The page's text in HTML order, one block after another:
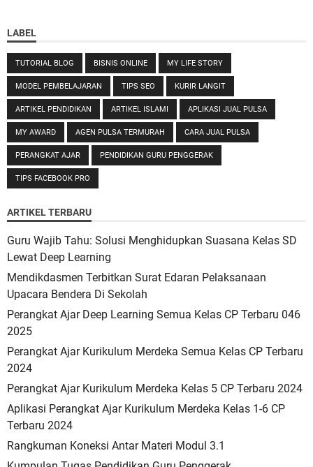
LABEL
TUTORIAL BLOG BISNIS ONLINE MY LIFE STORY
MODEL PEMBELAJARAN TIPS SEO KURIR LANGIT
ARTIKEL PENDIDIKAN ARTIKEL ISLAMI APLIKASI JUAL PULSA
MY AWARD AGEN PULSA TERMURAH CARA JUAL PULSA
PERANGKAT AJAR PENDIDIKAN GURU PENGGERAK
TIPS FACEBOOK PRO
ARTIKEL TERBARU
Guru Wajib Tahu: Solusi Menghidupkan Suasana Kelas SD
Lewat Deep Learning
Mendikdasmen Terbitkan Surat Edaran Pelaksanaan
Upacara Bendera Di Sekolah
Perangkat Ajar Deep Learning Semua Kelas CP Terbaru 046
2025
Perangkat Ajar Kurikulum Merdeka Semua Kelas CP Terbaru
2024
Perangkat Ajar Kurikulum Merdeka Kelas 5 CP Terbaru 2024
Aplikasi Perangkat Ajar Kurikulum Merdeka Kelas 1-6 CP
Terbaru 2024
Rangkuman Koneksi Antar Materi Modul 3.1